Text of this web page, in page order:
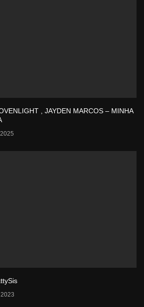
, JAYDEN MARCOS – MINHA